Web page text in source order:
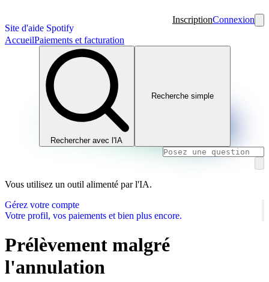
Site d'aide Spotify
InscriptionConnexion
AccueilPaiements et facturation
Rechercher avec l'IA
Recherche simple
Vous utilisez un outil alimenté par l'IA.
Gérez votre compte
Votre profil, vos paiements et bien plus encore.
Prélèvement malgré
l'annulation